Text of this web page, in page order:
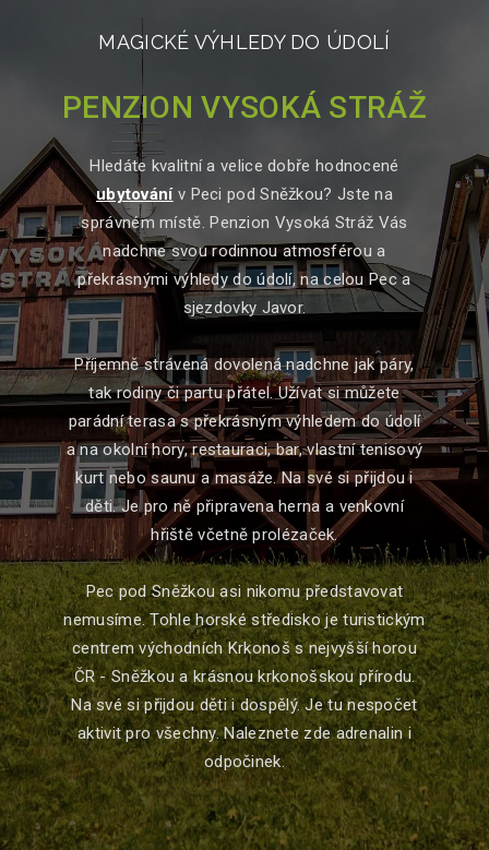
MAGICKÉ VÝHLEDY DO ÚDOLÍ
PENZION VYSOKÁ STRÁŽ
Hledáte kvalitní a velice dobře hodnocené
ubytovánív Peci pod Sněžkou? Jste na
správném místě. Penzion Vysoká Stráž Vás
nadchne svou rodinnou atmosférou a
překrásnými výhledy do údolí, na celou Pec a
sjezdovky Javor.
Příjemně strávená dovolená nadchne jak páry,
tak rodiny či partu přátel. Užívat si můžete
parádní terasa s překrásným výhledem do údolí
a na okolní hory, restauraci, bar, vlastní tenisový
kurt nebo saunu a masáže. Na své si přijdou i
děti. Je pro ně připravena herna a venkovní
hřiště včetně prolézaček.
Pec pod Sněžkou asi nikomu představovat
nemusíme. Tohle horské středisko je turistickým
centrem východních Krkonoš s nejvyšší horou
ČR - Sněžkou a krásnou krkonošskou přírodu.
Na své si přijdou děti i dospělý. Je tu nespočet
aktivit pro všechny. Naleznete zde adrenalin i
odpočinek.